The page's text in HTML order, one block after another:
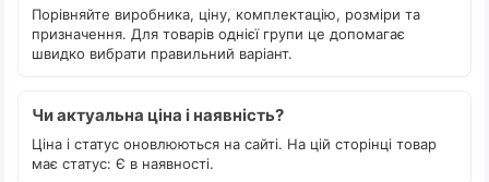
Порівняйте виробника, ціну, комплектацію, розміри та
призначення. Для товарів однієї групи це допомагає
швидко вибрати правильний варіант.
Чи актуальна ціна і наявність?
Ціна і статус оновлюються на сайті. На цій сторінці товар
має статус: Є в наявності.